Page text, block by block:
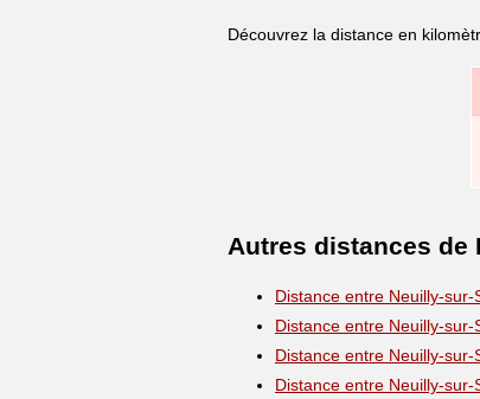
Découvrez la distance en
Autres distances de
Distance entre Neuilly-sur-
Distance entre Neuilly-sur-
Distance entre Neuilly-sur-
Distance entre Neuilly-sur-